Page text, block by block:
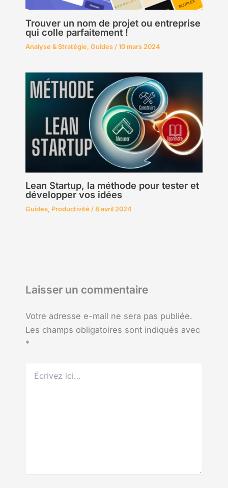
Trouver un nom de projet ou entreprise
qui colle parfaitement !
Analyse & Stratégie, Guides/ 10 mars 2024
Lean Startup, la méthode pour tester et
développer vos idées
Guides, Productivité / 8 avril 2024
Laisser un commentaire
Votre adresse e-mail ne sera pas publiée.
Les champs obligatoires sont indiqués avec
*
ici…